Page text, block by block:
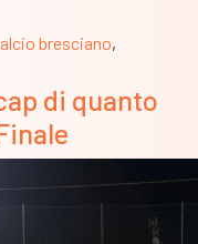
bresciano,
di quanto